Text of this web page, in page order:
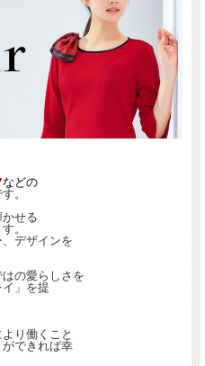
などの
。
せる
。
デザインを
の愛らしさを
」を提
り働くこと
できれば幸